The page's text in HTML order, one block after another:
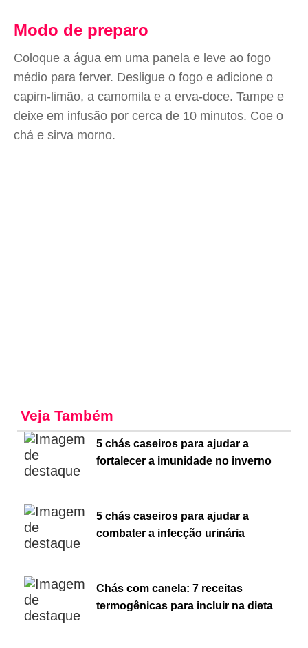
Modo de preparo
Coloque a água em uma panela e leve ao fogo
médio para ferver. Desligue o fogo e adicione o
capim-limão, a camomila e a erva-doce. Tampe e
deixe em infusão por cerca de 10 minutos. Coe o
chá e sirva morno.
Veja Também
5 chás caseiros para ajudar a
fortalecer a imunidade no inverno
5 chás caseiros para ajudar a
combater a infecção urinária
Chás com canela: 7 receitas
termogênicas para incluir na dieta